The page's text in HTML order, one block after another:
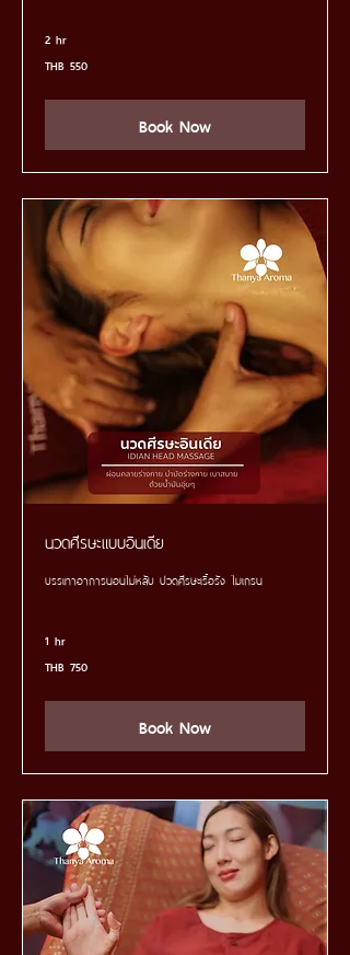
2 hr
Thai
THB 550
Book Now
นวดศีรษะแบบอินเดีย
บรรเทาอาการนอนไม่หลับ ปวดศีรษะเรื้อรัง ไมเกรน
1 hr
Thai
THB 750
Book Now